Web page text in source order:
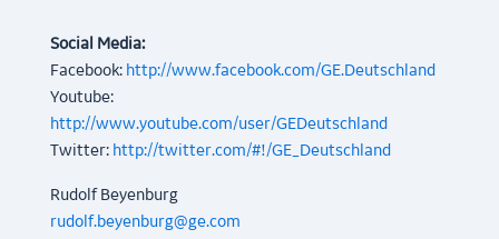
Social Media:
Facebook: http://www.facebook.com/GE.Deutschland
Youtube:
http://www.youtube.com/user/GEDeutschland
Twitter: http://twitter.com/#!/GE_Deutschland
Rudolf Beyenburg
rudolf.beyenburg@ge.com